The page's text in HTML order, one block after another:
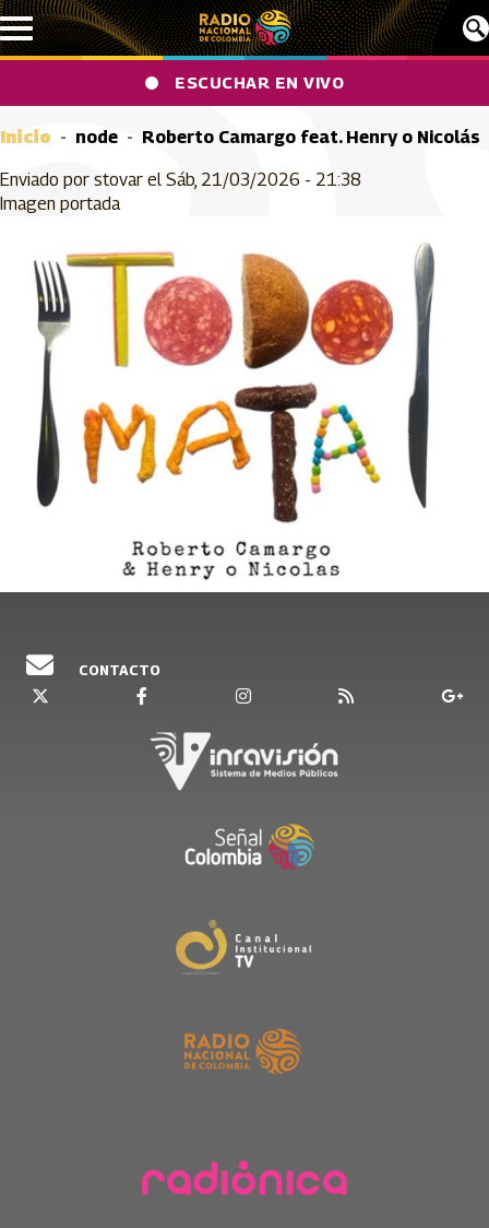
Pasar al contenido principal
ESCUCHAR EN VIVO
Inicio node Roberto Camargo feat. Henry o Nicolás
Enviado por stovar el Sáb, 21/03/2026 - 21:38
Imagen portada
CONTACTO